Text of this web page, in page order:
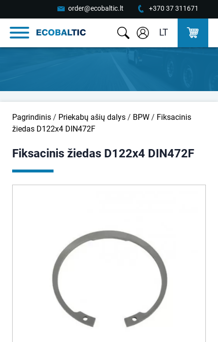
order@ecobaltic.lt +370 37 311671
LT
Pagrindinis / Priekabų ašių dalys / BPW / Fiksacinis
žiedas D122x4 DIN472F
Fiksacinis žiedas D122x4 DIN472F